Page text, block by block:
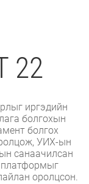
22
иргэдийн
болгохын
болгох
УИХ-ын
санаачилсан
оролцсон.